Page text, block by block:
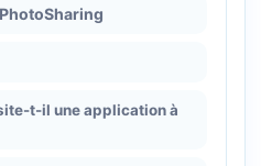
t-il une application à